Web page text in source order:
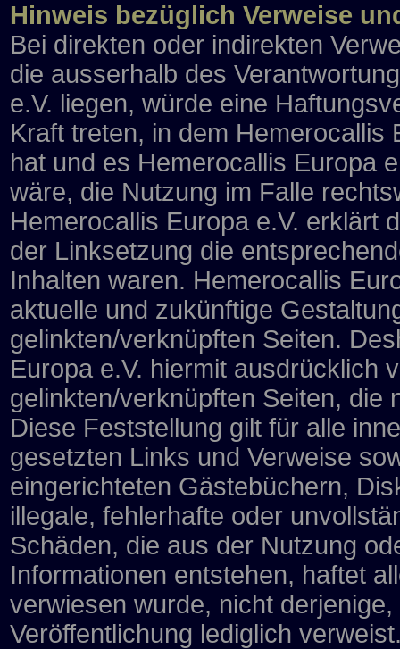
Hinweis bezüglich Verweise
Bei direkten oder indirekten
die ausserhalb des
e.V. liegen, würde eine
Kraft treten, in dem Hemerocallis
hat und es Hemerocallis Europa
wäre, die Nutzung im Falle
Hemerocallis Europa e.V. erklärt
der Linksetzung die
Inhalten waren. Hemerocallis
aktuelle und zukünftige
gelinkten/verknüpften Seiten.
Europa e.V. hiermit ausdrücklich
gelinkten/verknüpften Seiten, die
Diese Feststellung gilt für alle
gesetzten Links und Verweise
eingerichteten Gästebüchern,
illegale, fehlerhafte oder
Schäden, die aus der Nutzung
Informationen entstehen, haftet
verwiesen wurde, nicht
Veröffentlichung lediglich